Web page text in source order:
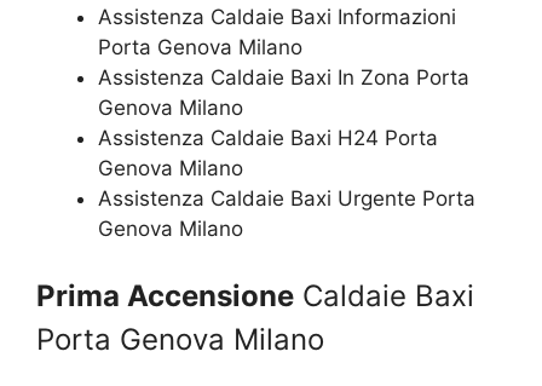
Assistenza Caldaie Baxi Informazioni
Porta Genova Milano
Assistenza Caldaie Baxi In Zona Porta
Genova Milano
Assistenza Caldaie Baxi H24 Porta
Genova Milano
Assistenza Caldaie Baxi Urgente Porta
Genova Milano
Prima Accensione Caldaie Baxi
Porta Genova Milano